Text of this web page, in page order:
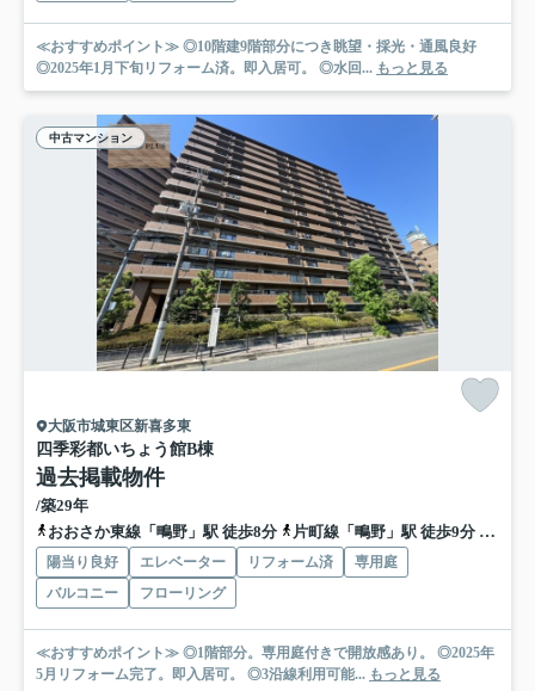
≪おすすめポイント≫ ◎10階建9階部分につき眺望・採光・通風良好
◎2025年1月下旬リフォーム済。即入居可。 ◎水回... もっと見る
中古マンション
大阪市城東区新喜多東
四季彩都いちょう館B棟
過去掲載物件
/築29年
おおさか東線「鴫野」駅 徒歩8分
片町線「鴫野」駅 徒歩9分 地下
陽当り良好 エレベーター リフォーム済
専用庭
バルコニー
フローリング
≪おすすめポイント≫ ◎1階部分。専用庭付きで開放感あり。 ◎2025年
5月リフォーム完了。即入居可。 ◎3沿線利用可能... もっと見る